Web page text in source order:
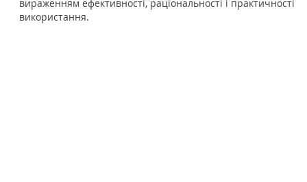
вираженням ефективності, раціональності і практичності
використання.